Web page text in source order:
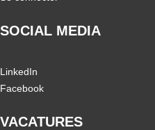
SOCIAL MEDIA
LinkedIn
Facebook
VACATURES